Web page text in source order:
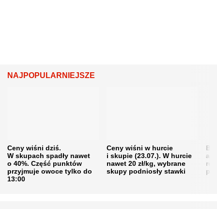
NAJPOPULARNIEJSZE
Ceny wiśni dziś.
W skupach spadły nawet
o 40%. Część punktów
przyjmuje owoce tylko do
13:00
Ceny wiśni w hurcie
i skupie (23.07.). W hurcie
nawet 20 zł/kg, wybrane
skupy podniosły stawki